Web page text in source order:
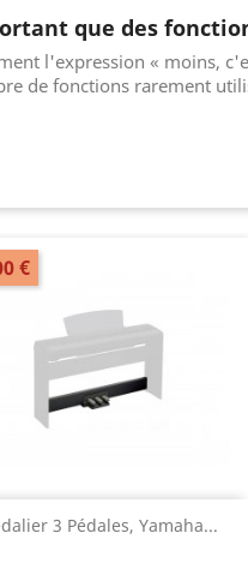
que des
l'expression « moins,
de fonctions rarement
3 Pédales, Yamaha...
€
Aperçu rapide